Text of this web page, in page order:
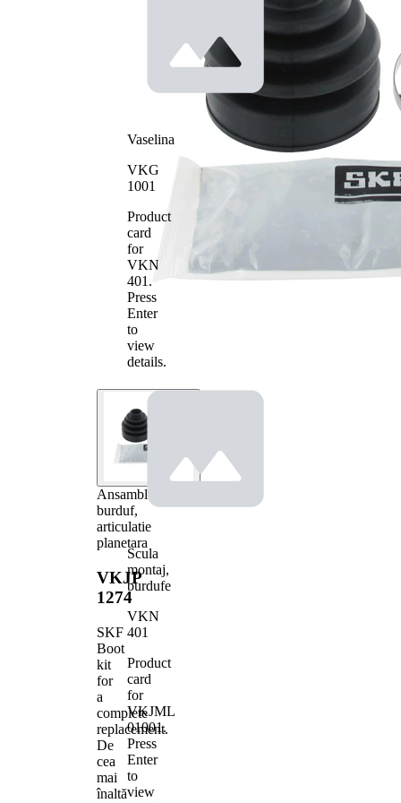
Ansamblu
burduf,
articulatie
planetara
VKJP
1274
SKF
Boot
kit
for
a
complete
replacement.
De
cea
mai
înaltă
Vaselina
VKG
1001
Product
card
for
VKN
401 .
Press
Enter
to
view
details.
Scula
montaj,
burdufe
VKN
401
Product
card
for
VKJML
01001.
Press
Enter
to
view